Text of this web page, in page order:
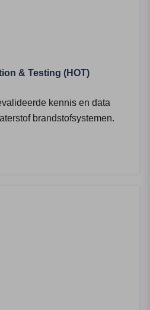
& Testing (HOT)
kennis en data
brandstofsystemen.